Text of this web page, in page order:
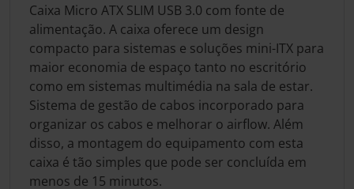
Caixa Micro ATX SLIM USB 3.0 com fonte de
alimentação. A caixa oferece um design
compacto para sistemas e soluções mini-ITX para
maior economia de espaço tanto no escritório
como em sistemas multimédia na sala de estar.
Sistema de gestão de cabos incorporado para
organizar os cabos e melhorar o airflow. Além
disso, a montagem do equipamento com esta
caixa é tão simples que pode ser concluída em
menos de 15 minutos.